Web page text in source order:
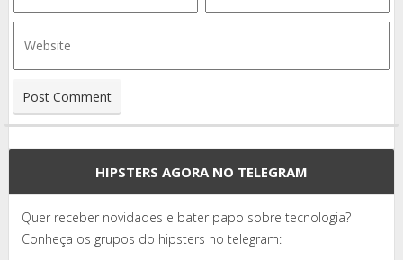
HIPSTERS AGORA NO TELEGRAM
Quer receber novidades e bater papo sobre tecnologia?
Conheça os grupos do hipsters no telegram: